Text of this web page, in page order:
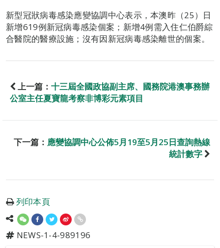
新型冠狀病毒感染應變協調中心表示，本澳昨（25）日
新增619例新冠病毒感染個案；新增4例需入住仁伯爵綜
合醫院的醫療設施；沒有因新冠病毒感染離世的個案。
上一篇： 十三屆全國政協副主席、國務院港澳事務辦
公室主任夏寶龍考察非博彩元素項目
下一篇： 應變協調中心公佈5月19至5月25日查詢熱線
統計數字
列印本頁
NEWS-1-4-989196